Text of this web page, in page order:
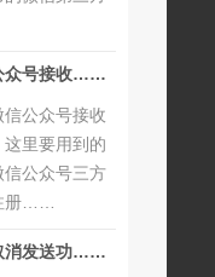
众号接收……
公众号接收
里要用到的
信公众号三方
册……
消发送功……